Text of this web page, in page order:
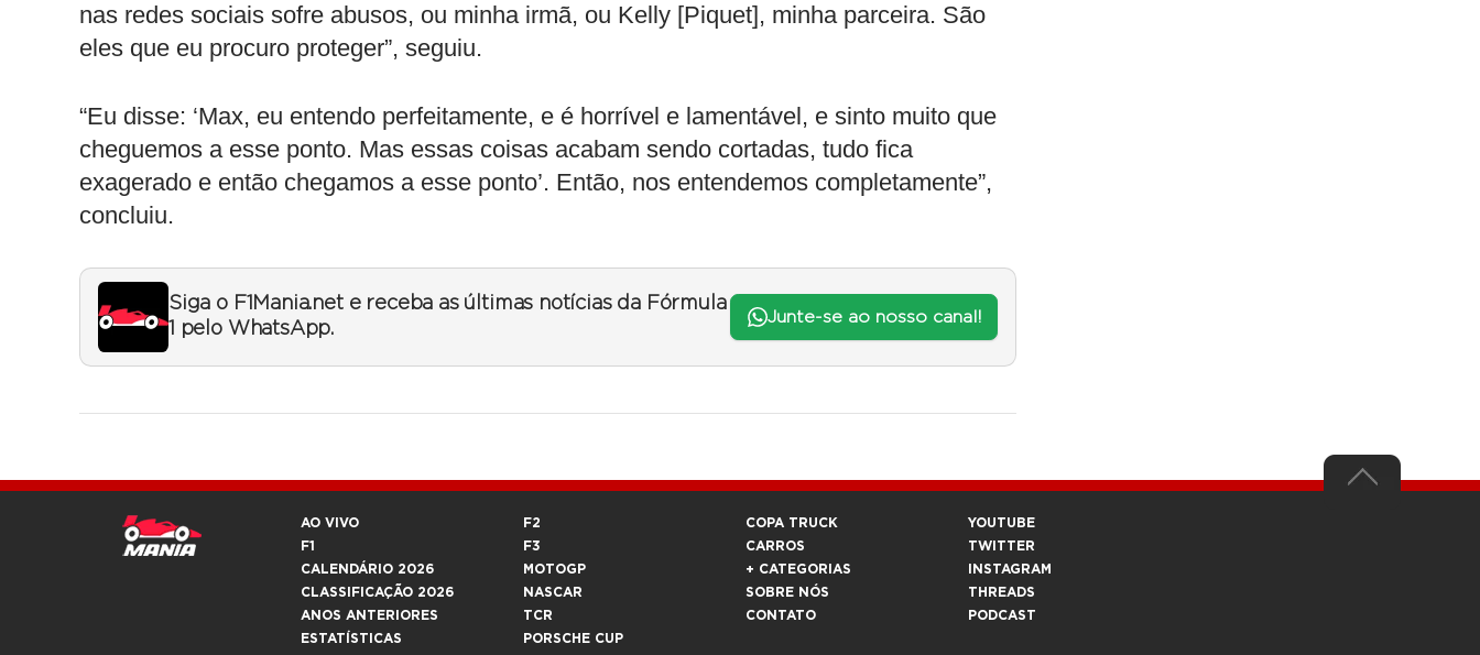
nas redes sociais sofre abusos, ou minha irmã, ou Kelly [Piquet], minha parceira. São
eles que eu procuro proteger”, seguiu.
“Eu disse: ‘Max, eu entendo perfeitamente, e é horrível e lamentável, e sinto muito que
cheguemos a esse ponto. Mas essas coisas acabam sendo cortadas, tudo fica
exagerado e então chegamos a esse ponto’. Então, nos entendemos completamente”,
concluiu.
Siga o F1Mania.net e receba as últimas notícias da Fórmula
1 pelo WhatsApp.
Junte-se ao nosso canal!
AO VIVO
F1
CALENDÁRIO 2026
CLASSIFICAÇÃO 2026
ANOS ANTERIORES
ESTATÍSTICAS
F2
F3
MOTOGP
NASCAR
TCR
PORSCHE CUP
COPA TRUCK
CARROS
+ CATEGORIAS
SOBRE NÓS
CONTATO
YOUTUBE
TWITTER
INSTAGRAM
THREADS
PODCAST